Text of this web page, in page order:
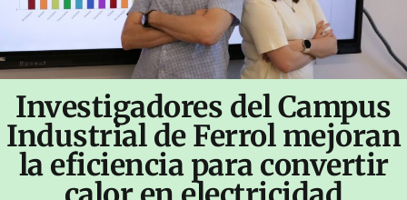
Investigadores del Campus
Industrial de Ferrol mejoran
la eficiencia para convertir